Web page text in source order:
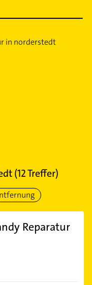
(12Treffer)
Reparatur